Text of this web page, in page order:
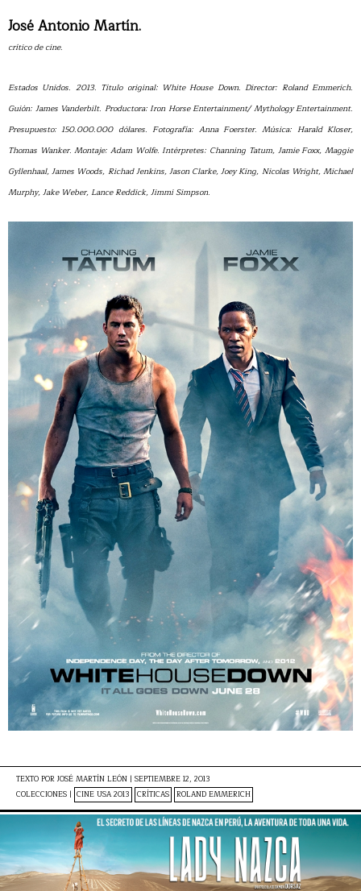
José Antonio Martín.
crítico de cine.
Estados Unidos. 2013. Título original: White House Down. Director: Roland Emmerich.
Guión: James Vanderbilt. Productora: Iron Horse Entertainment/ Mythology Entertainment.
Presupuesto: 150.000.000 dólares. Fotografía: Anna Foerster. Música: Harald Kloser,
Thomas Wanker. Montaje: Adam Wolfe. Intérpretes: Channing Tatum, Jamie Foxx, Maggie
Gyllenhaal, James Woods, Richad Jenkins, Jason Clarke, Joey King, Nicolas Wright, Michael
Murphy, Jake Weber, Lance Reddick, Jimmi Simpson.
TEXTO POR JOSÉ MARTÍN LEÓN | SEPTIEMBRE 12, 2013
COLECCIONES | CINE USA 2013 CRÍTICAS ROLAND EMMERICH